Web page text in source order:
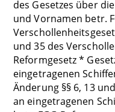
des Gesetzes über
und Vornamen betr.
und 35 des
Reformgesetz *
eingetragenen
Änderung §§ 6, 13
an eingetragenen